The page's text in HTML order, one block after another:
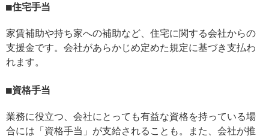
住宅手当
家賃補助や持ち家への補助など、住宅に関する会社からの
支援金です。会社があらかじめ定めた規定に基づき支払わ
れます。
資格手当
業務に役立つ、会社にとっても有益な資格を持っている場
合には「資格手当」が支給されることも。また、会社が推